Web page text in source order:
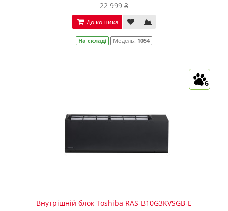
22 999 ₴
До кошика
На складі Модель: 1054
6
Внутрішній блок Toshiba RAS-B10G3KVSGB-E